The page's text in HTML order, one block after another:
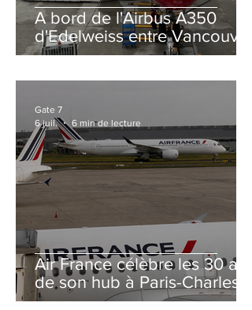
A bord de l'Airbus A350
d'Edelweiss entre Vancouver
et Zurich
Air France célèbre les 30 ans
de son hub à Paris-Charles
de Gaulle
Gate 7
6 juil.
6 min de lecture